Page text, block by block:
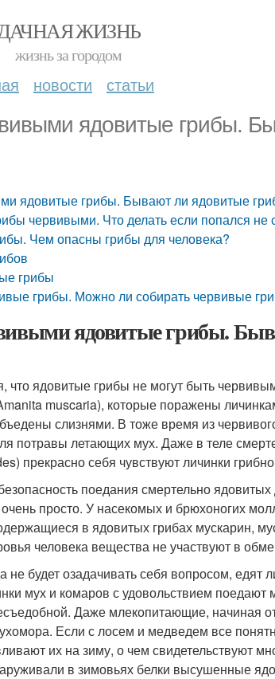
ЖИЗНЬ
жизнь за городом
новости статьи
ядовитые грибы.
ядовитые грибы. Бывают ли ядовитые
червивыми. Что делать если попался не
Чем опасны грибы для человека?
грибы
грибы. Можно ли собирать червивые
ядовитые грибы.
что ядовитые грибы не могут быть
muscaria), которые поражены
слизнями. В тоже время из
потравы летающих мух. Даже в теле
прекрасно себя чувствуют личинки
поедания смертельно
просто. У насекомых и брюхоногих
в ядовитых грибах мускарин,
человека вещества не участвуют в
не будет озадачивать себя вопросом,
мух и комаров с удовольствием
Даже млекопитающие, начиная
Если с лосем и медведем все
их на зиму, о чем свидетельствуют
в зимовьях белки высушенные